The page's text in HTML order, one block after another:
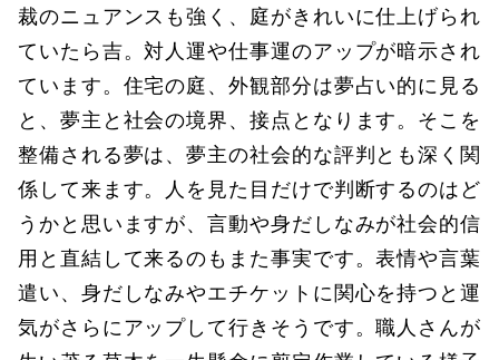
裁のニュアンスも強く、庭がきれいに仕上げられ
ていたら吉。対人運や仕事運のアップが暗示され
ています。住宅の庭、外観部分は夢占い的に見る
と、夢主と社会の境界、接点となります。そこを
整備される夢は、夢主の社会的な評判とも深く関
係して来ます。人を見た目だけで判断するのはど
うかと思いますが、言動や身だしなみが社会的信
用と直結して来るのもまた事実です。表情や言葉
遣い、身だしなみやエチケットに関心を持つと運
気がさらにアップして行きそうです。職人さんが